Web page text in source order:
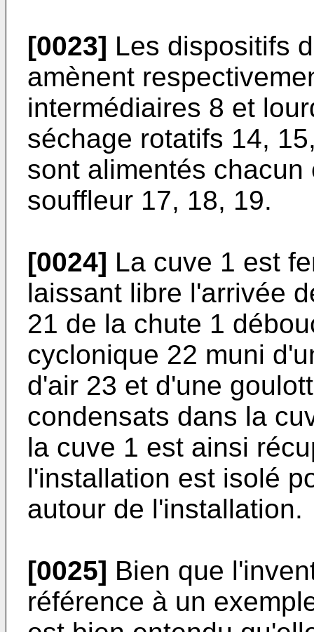
[0023] Les dispositifs
amènent
intermédiaires 8 et
séchage rotatifs 14,
sont alimentés
souffleur 17, 18, 19.
[0024] La cuve 1 est
laissant libre l'arrivée
21 de la chute 1
cyclonique 22 muni
d'air 23 et d'une
condensats dans la
la cuve 1 est ainsi
l'installa­tion est isolé
autour de l'installation.
[0025] Bien que
référence à un